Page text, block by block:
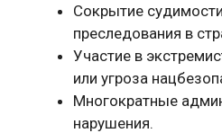
Сокрытие
преследования в
Участие в
или угроза
Многократные
нарушения.